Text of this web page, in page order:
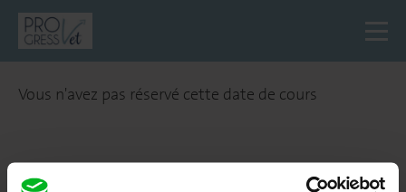
Vous n'avez pas réservé cette date de cours